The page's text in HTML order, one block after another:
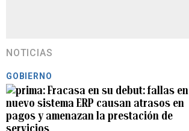
NOTICIAS
GOBIERNO
Fracasa en su debut: fallas en
nuevo sistema ERP causan atrasos en
pagos y amenazan la prestación de